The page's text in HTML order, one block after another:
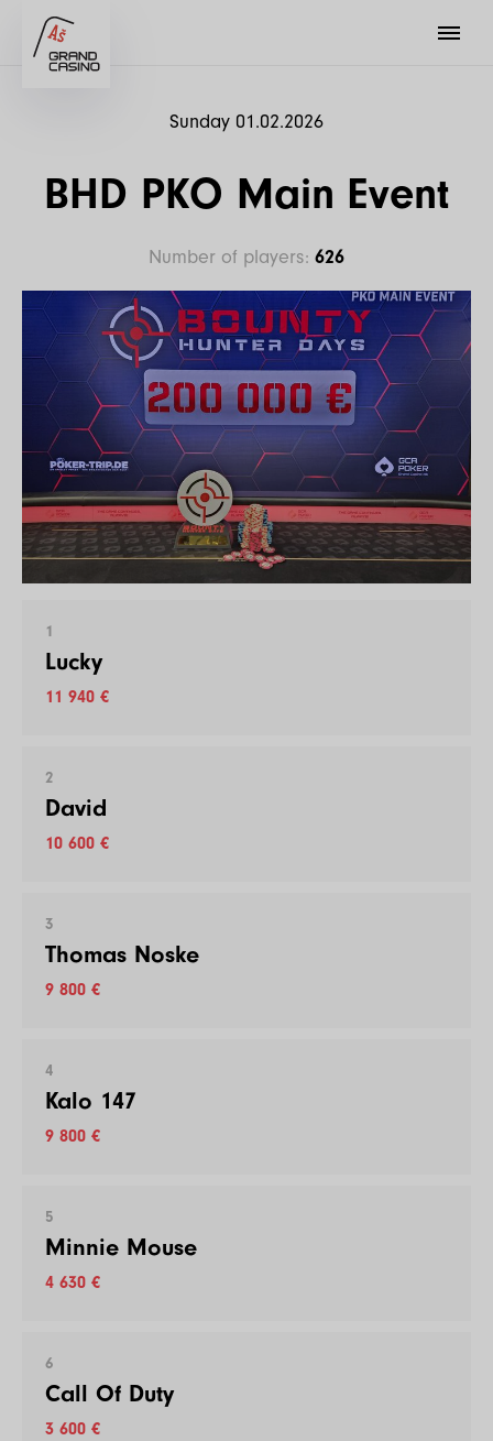
Sunday 01.02.2026
BHD PKO Main Event
Number of players: 626
1
Lucky
11 940 €
2
David
10 600 €
3
Thomas Noske
9 800 €
4
Kalo 147
9 800 €
5
Minnie Mouse
4 630 €
6
Call Of Duty
3 600 €